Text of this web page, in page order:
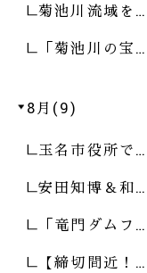
菊池川流域を…
「菊池川の宝…
8月(9)
玉名市役所で…
安田知博＆和…
「竜門ダムフ…
【締切間近！…